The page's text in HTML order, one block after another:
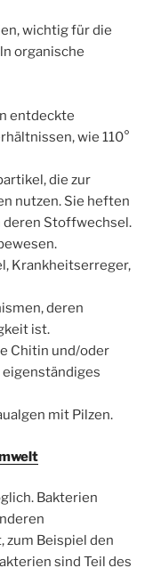
wichtig für die
organische
entdeckte
wie 110°
die zur
nutzen. Sie heften
deren Stoffwechsel.
Krankheitserreger,
deren
ist.
Chitin und/oder
mit Pilzen.
Bakterien
zum Beispiel den
sind Teil des